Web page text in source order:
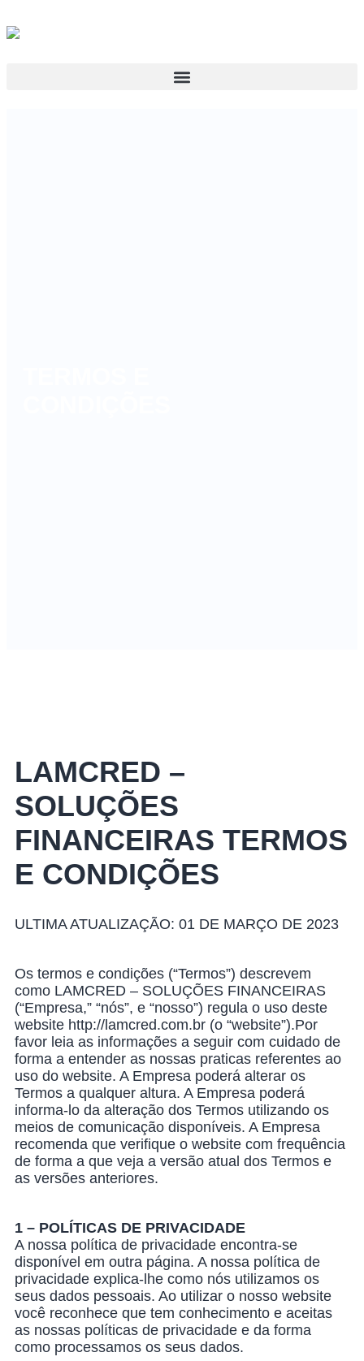
LAMCRED –
SOLUÇÕES
FINANCEIRAS TERMOS
E CONDIÇÕES
ULTIMA ATUALIZAÇÃO: 01 DE MARÇO DE 2023
Os termos e condições (“Termos”) descrevem
como LAMCRED – SOLUÇÕES FINANCEIRAS
(“Empresa,” “nós”, e “nosso”) regula o uso deste
website http://lamcred.com.br (o “website”).Por
favor leia as informações a seguir com cuidado de
forma a entender as nossas praticas referentes ao
uso do website. A Empresa poderá alterar os
Termos a qualquer altura. A Empresa poderá
informa-lo da alteração dos Termos utilizando os
meios de comunicação disponíveis. A Empresa
recomenda que verifique o website com frequência
de forma a que veja a versão atual dos Termos e
as versões anteriores.
1 – POLÍTICAS DE PRIVACIDADE
A nossa política de privacidade encontra-se
disponível em outra página. A nossa política de
privacidade explica-lhe como nós utilizamos os
seus dados pessoais. Ao utilizar o nosso website
você reconhece que tem conhecimento e aceitas
as nossas políticas de privacidade e da forma
como processamos os seus dados.